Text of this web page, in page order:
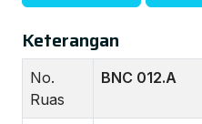
Keterangan
No.
Ruas
BNC 012.A